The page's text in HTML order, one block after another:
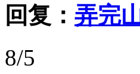
回复： 弄完
8/5